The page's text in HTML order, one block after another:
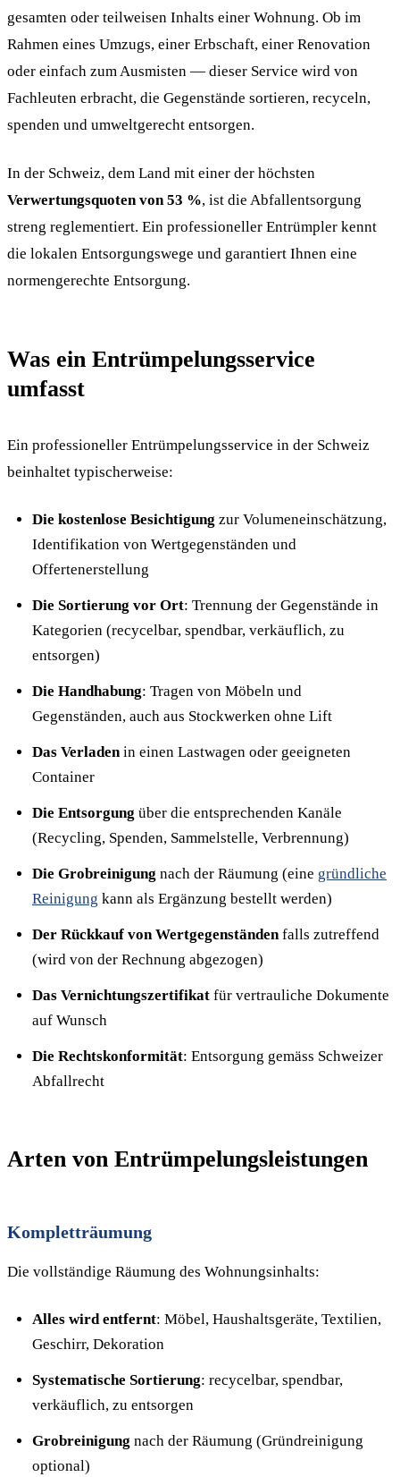
gesamten oder teilweisen Inhalts einer Wohnung. Ob im
Rahmen eines Umzugs, einer Erbschaft, einer Renovation
oder einfach zum Ausmisten — dieser Service wird von
Fachleuten erbracht, die Gegenstände sortieren, recyceln,
spenden und umweltgerecht entsorgen.
In der Schweiz, dem Land mit einer der höchsten
Verwertungsquoten von 53 %, ist die Abfallentsorgung
streng reglementiert. Ein professioneller Entrümpler kennt
die lokalen Entsorgungswege und garantiert Ihnen eine
normengerechte Entsorgung.
Was ein Entrümpelungsservice
umfasst
Ein professioneller Entrümpelungsservice in der Schweiz
beinhaltet typischerweise:
Die kostenlose Besichtigung zur Volumeneinschätzung,
Identifikation von Wertgegenständen und
Offertenerstellung
Die Sortierung vor Ort: Trennung der Gegenstände in
Kategorien (recycelbar, spendbar, verkäuflich, zu
entsorgen)
Die Handhabung: Tragen von Möbeln und
Gegenständen, auch aus Stockwerken ohne Lift
Das Verladenin einen Lastwagen oder geeigneten
Container
Die Entsorgung über die entsprechenden Kanäle
(Recycling, Spenden, Sammelstelle, Verbrennung)
Die Grobreinigung nach der Räumung (eine gründliche
Reinigung kann als Ergänzung bestellt werden)
Der Rückkauf von Wertgegenständenfalls zutreffend
(wird von der Rechnung abgezogen)
Das Vernichtungszertifikat für vertrauliche Dokumente
auf Wunsch
Die Rechtskonformität: Entsorgung gemäss Schweizer
Abfallrecht
Arten von Entrümpelungsleistungen
Kompletträumung
Die vollständige Räumung des Wohnungsinhalts:
Alles wird entfernt: Möbel, Haushaltsgeräte, Textilien,
Geschirr, Dekoration
Systematische Sortierung: recycelbar, spendbar,
verkäuflich, zu entsorgen
Grobreinigung nach der Räumung (Gründreinigung
optional)